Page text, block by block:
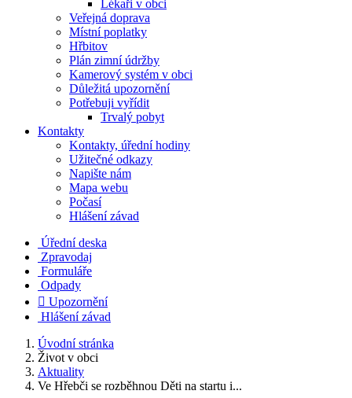
Lékaři v obci
Veřejná doprava
Místní poplatky
Hřbitov
Plán zimní údržby
Kamerový systém v obci
Důležitá upozornění
Potřebuji vyřídit
Trvalý pobyt
Kontakty
Kontakty, úřední hodiny
Užitečné odkazy
Napište nám
Mapa webu
Počasí
Hlášení závad
Úřední deska
Zpravodaj
Formuláře
Odpady
 Upozornění
Hlášení závad
Úvodní stránka
Život v obci
Aktuality
Ve Hřebči se rozběhnou Děti na startu i...